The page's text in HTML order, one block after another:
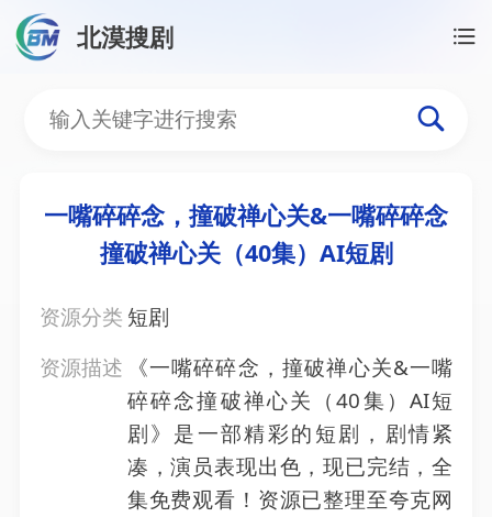
北漠搜剧
一嘴碎碎念，撞破禅心
一嘴碎碎念，撞破禅心关&一嘴碎碎念
撞破禅心关（40集）AI短剧
资源分类 短剧
资源描述
《一嘴碎碎念，撞破禅心关&一嘴
碎碎念撞破禅心关（40集）AI短
剧》是一部精彩的短剧，剧情紧
凑，演员表现出色，现已完结，全
集免费观看！资源已整理至夸克网